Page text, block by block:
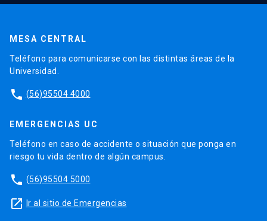
MESA CENTRAL
Teléfono para comunicarse con las distintas áreas de la
Universidad.
phone (56)95504 4000
EMERGENCIAS UC
Teléfono en caso de accidente o situación que ponga en
riesgo tu vida dentro de algún campus.
phone (56)95504 5000
launch Ir al sitio de Emergencias